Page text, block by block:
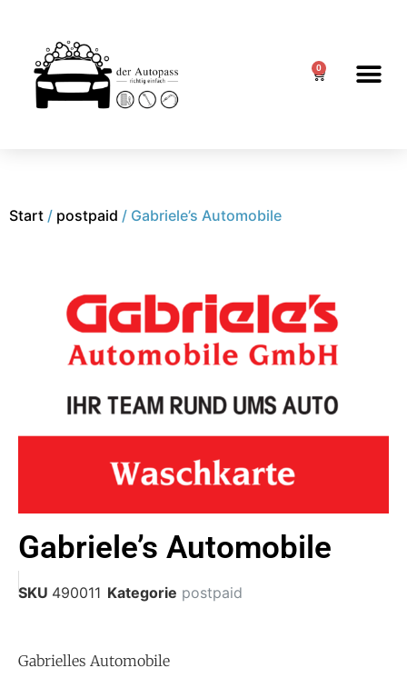
0
Start / postpaid / Gabriele’s Automobile
Gabriele’s Automobile
SKU 490011 Kategorie postpaid
Gabrielles Automobile